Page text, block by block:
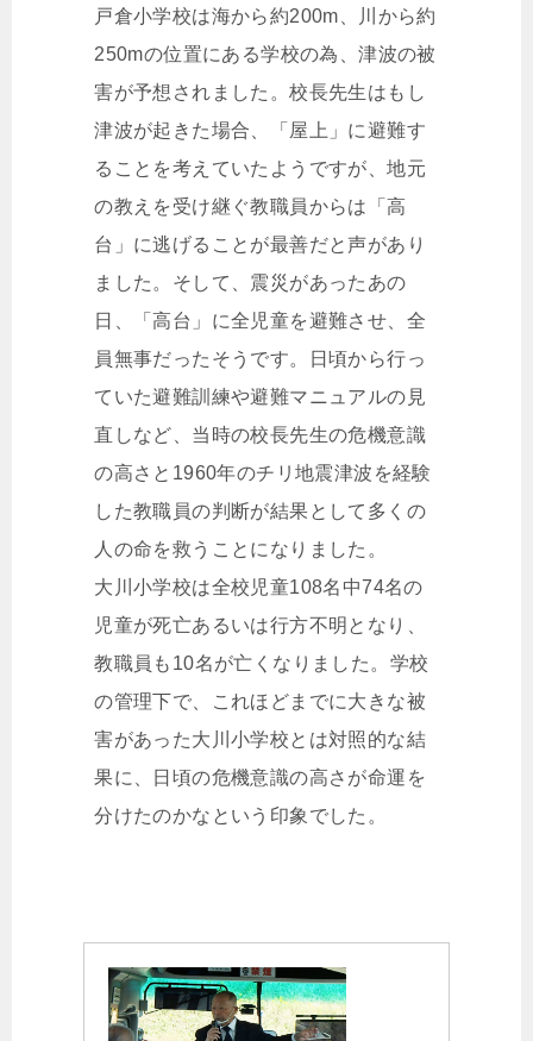
戸倉小学校は海から約200m、川から約
250mの位置にある学校の為、津波の被
害が予想されました。校長先生はもし
津波が起きた場合、「屋上」に避難す
ることを考えていたようですが、地元
の教えを受け継ぐ教職員からは「高
台」に逃げることが最善だと声があり
ました。そして、震災があったあの
日、「高台」に全児童を避難させ、全
員無事だったそうです。日頃から行っ
ていた避難訓練や避難マニュアルの見
直しなど、当時の校長先生の危機意識
の高さと1960年のチリ地震津波を経験
した教職員の判断が結果として多くの
人の命を救うことになりました。
大川小学校は全校児童108名中74名の
児童が死亡あるいは行方不明となり、
教職員も10名が亡くなりました。学校
の管理下で、これほどまでに大きな被
害があった大川小学校とは対照的な結
果に、日頃の危機意識の高さが命運を
分けたのかなという印象でした。